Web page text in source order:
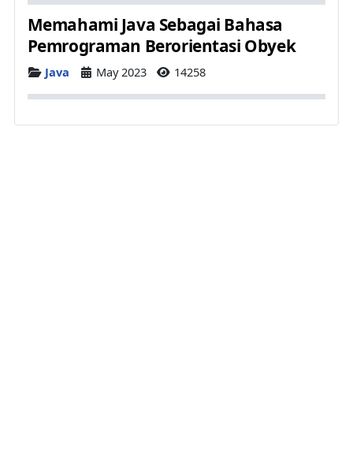
Memahami Java Sebagai Bahasa
Pemrograman Berorientasi Obyek
Details
Java May 2023 14258